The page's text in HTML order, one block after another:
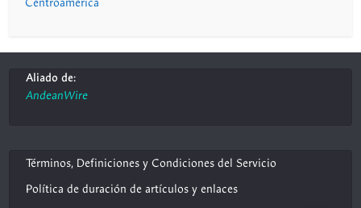
Aliado de:
AndeanWire
Términos, Definiciones y Condiciones del Servicio
Política de duración de artículos y enlaces